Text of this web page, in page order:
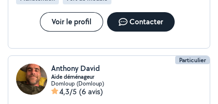
Voir le profil Contacter
Particulier
Anthony David
Aide déménageur
Domloup (Domloup)
4,3/5 (6 avis)